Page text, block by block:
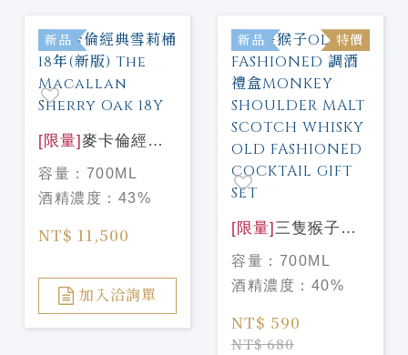
新品
[限量] 麥卡倫經典
雪莉桶18年(新版)
The Macallan
Sherry Oak 18Y
容量： 700ML
酒精濃度： 43%
NT$ 11,500
加入洽詢單
新品 特價
[限量] 三隻猴子
OLD FASHIONED
調酒禮盒MONKEY
SHOULDER
MALT SCOTCH
WHISKY OLD
容量： 700ML
酒精濃度： 40%
NT$ 590
NT$ 680